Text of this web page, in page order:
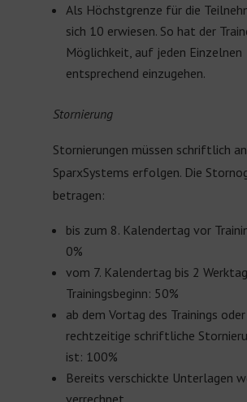
Als Höchstgrenze für die
sich 10 erwiesen. So hat der
Möglichkeit, auf jeden Einzelnen
entsprechend einzugehen.
Stornierung
Stornierungen müssen schriftlich an
SparxSystems erfolgen. Die
betragen:
bis zum 8. Kalendertag vor
0%
vom 7. Kalendertag bis 2
Trainingsbeginn: 50%
ab dem Vortag des Trainings
rechtzeitige schriftliche
ist: 100%
Bereits verschickte Unterlagen
verrechnet.